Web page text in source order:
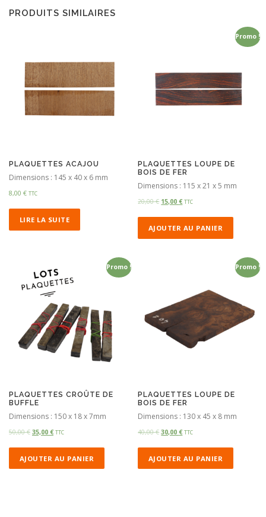
PRODUITS SIMILAIRES
PLAQUETTES ACAJOU
Dimensions : 145 x 40 x 6 mm
8,00 € TTC
LIRE LA SUITE
Promo !
PLAQUETTES LOUPE DE
BOIS DE FER
Dimensions : 115 x 21 x 5 mm
20,00€ 15,00€ TTC
AJOUTER AU PANIER
Promo !
PLAQUETTES CROÛTE DE
BUFFLE
Dimensions : 150 x 18 x 7mm
50,00€ 35,00 € TTC
AJOUTER AU PANIER
Promo !
PLAQUETTES LOUPE DE
BOIS DE FER
Dimensions : 130 x 45 x 8 mm
40,00€ 30,00€ TTC
AJOUTER AU PANIER